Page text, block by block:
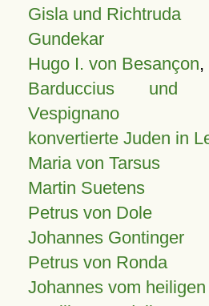
Gisla und Richtruda
Gundekar
Hugo I. von Besançon,
Barduccius und
Vespignano
konvertierte Juden in
Maria von Tarsus
Martin Suetens
Petrus von Dole
Johannes Gontinger
Petrus von Ronda
Johannes vom